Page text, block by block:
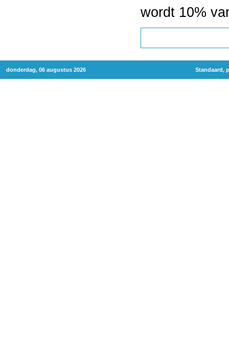
wordt 10%
donderdag, 06 augustus 2026 Standaard,